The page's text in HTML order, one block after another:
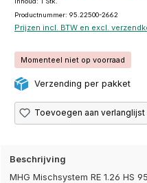
Productnummer: 95.22500-2662
Prijzen incl. BTW en excl.
Momenteel niet op voorraad
Verzending per pakket
Toevoegen aan verlanglijst
Beschrijving
MHG Mischsystem RE 1.26 HS